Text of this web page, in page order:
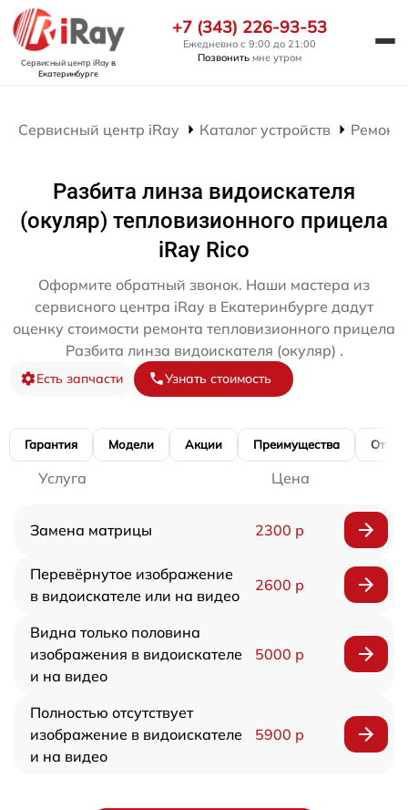
Сервисный центр iRayв
Екатеринбурге
+7 (343) 226-93-53
Ежедневно с 9:00 до 21:00
Позвонить мне утром
Сервисный центр iRay Каталог устройств Ремонт
Разбита линза видоискателя
(окуляр) тепловизионного прицела
iRay Rico
Оформите обратный звонок. Наши мастера из
сервисного центра iRay в Екатеринбурге дадут
оценку стоимости ремонта тепловизионного прицела
Разбита линза видоискателя (окуляр) .
Есть запчасти Узнать стоимость
Гарантия Модели Акции Преимущества
Услуга Цена
Замена матрицы 2300 р
Перевёрнутое изображение
в видоискателе или на видео
2600 р
Видна только половина
изображения в видоискателе
и на видео
5000 р
Полностью отсутствует
изображение в видоискателе
и на видео
5900 р